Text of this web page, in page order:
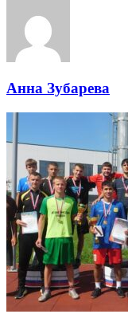
Анна Зубарева